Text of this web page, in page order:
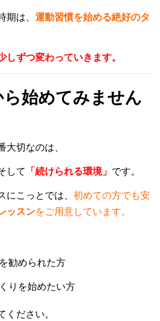
は、 運動習慣を始める絶好のタ
しずつ変わっていきます。
始めてみません
切なのは、
して 「続けられる環境」 です。
こっとでは、 初めての方でも安
ッスンをご用意しています。
勧められた方
りを始めたい方
ださい。